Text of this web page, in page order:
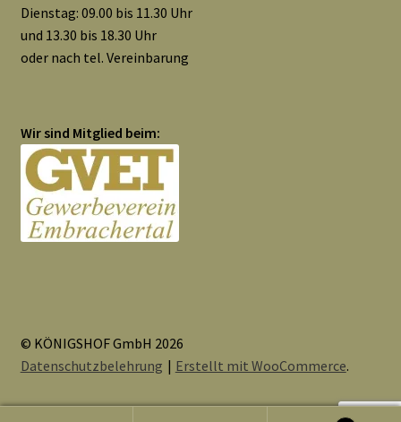
Dienstag: 09.00 bis 11.30 Uhr
und 13.30 bis 18.30 Uhr
oder nach tel. Vereinbarung
Wir sind Mitglied beim:
© KÖNIGSHOF GmbH 2026
Datenschutzbelehrung
Erstellt mit WooCommerce.